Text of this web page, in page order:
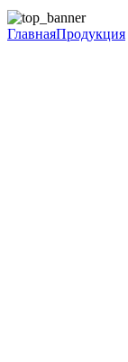
ГлавнаяПродукция